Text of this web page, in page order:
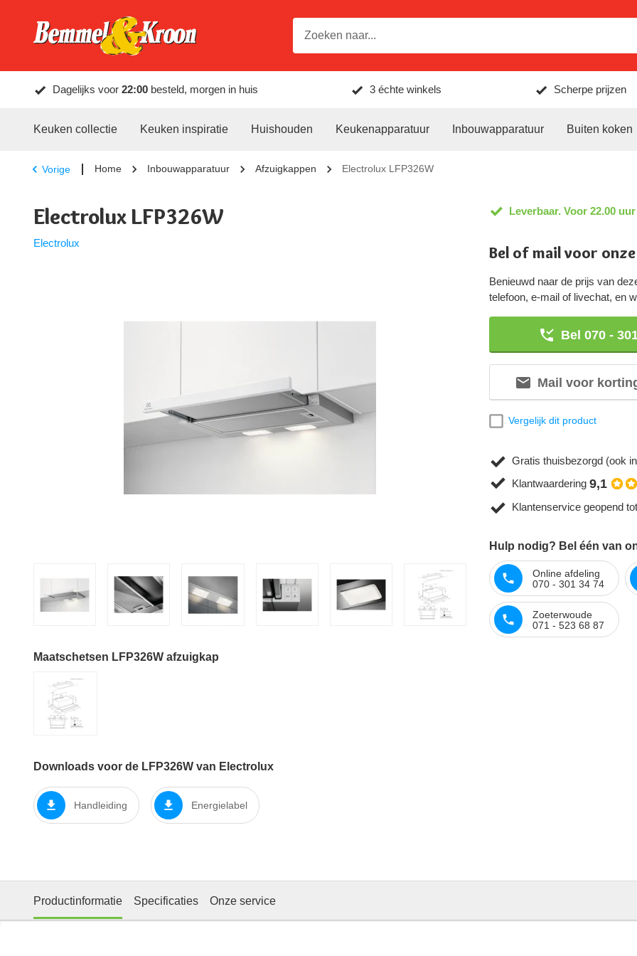
Dagelijks voor 22:00 besteld, morgen in huis 3 échte winkels Scherpe prijzen
Keuken collectie Keuken inspiratie Huishouden Keukenapparatuur Inbouwapparatuur Buiten koken
Vorige Home Inbouwapparatuur Afzuigkappen Electrolux LFP326W
Electrolux LFP326W
Electrolux
Maatschetsen LFP326W afzuigkap
Downloads voor de LFP326W van Electrolux
Handleiding Energielabel
Leverbaar. Voor 22.00
Bel of mail voor
Benieuwd naar de prijs van
telefoon, e-mail of livechat, en
Bel 070 -
Mail voor
Vergelijk dit product
Gratis thuisbezorgd (ook
Klantwaardering 9,1
Klantenservice geopend
Hulp nodig? Bel één van
Online afdeling
070 - 301 34 74
Zoeterwoude
071 - 523 68 87
Productinformatie Specificaties Onze service